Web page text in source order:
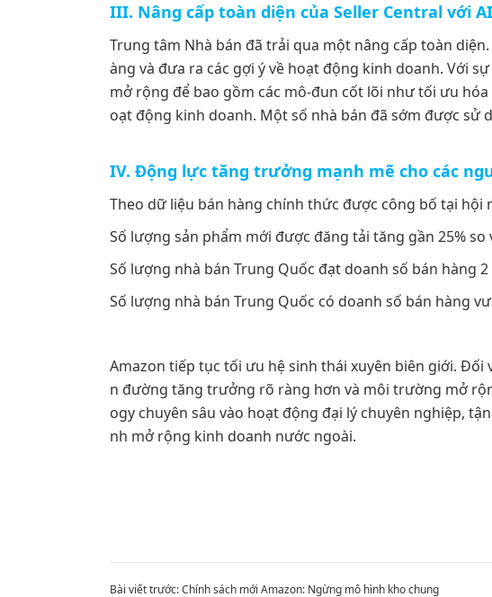
III. Nâng cấp toàn diện của Seller Central với
Trung tâm Nhà bán đã trải qua một nâng cấp toàn
àng và đưa ra các gợi ý về hoạt động kinh doanh. Với
mở rộng để bao gồm các mô-đun cốt lõi như tối ưu
oạt động kinh doanh. Một số nhà bán đã sớm được sử
IV. Động lực tăng trưởng mạnh mẽ cho các
Theo dữ liệu bán hàng chính thức được công bố tại hội
Số lượng sản phẩm mới được đăng tải tăng gần 25% so
Số lượng nhà bán Trung Quốc đạt doanh số bán hàng
Số lượng nhà bán Trung Quốc có doanh số bán hàng
Amazon tiếp tục tối ưu hệ sinh thái xuyên biên giới. Đối
n đường tăng trưởng rõ ràng hơn và môi trường mở
ogy chuyên sâu vào hoạt động đại lý chuyên nghiệp,
nh mở rộng kinh doanh nước ngoài.
Bài viết trước:Chính sách mới Amazon: Ngừng mô hình kho chung